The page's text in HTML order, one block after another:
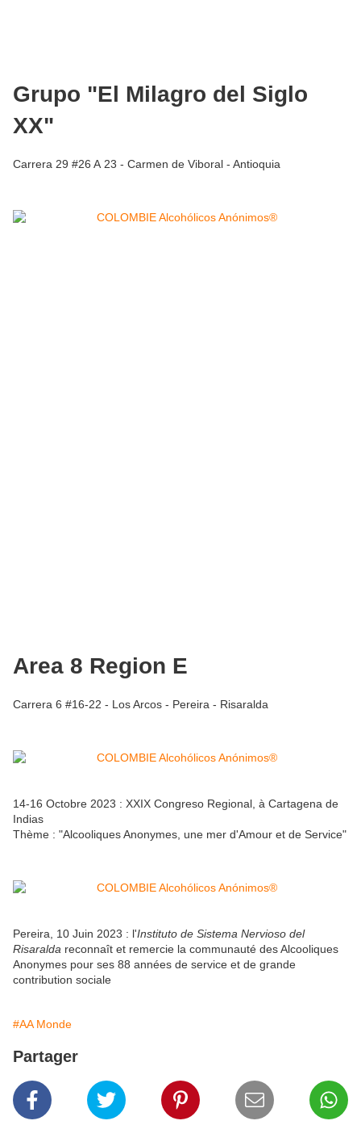
Grupo "El Milagro del Siglo
XX"
Carrera 29 #26 A 23 - Carmen de Viboral - Antioquia
Area 8 Region E
Carrera 6 #16-22 - Los Arcos - Pereira - Risaralda
14-16 Octobre 2023 : XXIX Congreso Regional, à Cartagena de
Indias
Thème : "Alcooliques Anonymes, une mer d'Amour et de Service"
Pereira, 10 Juin 2023 : l'Instituto de Sistema Nervioso del
Risaralda reconnaît et remercie la communauté des Alcooliques
Anonymes pour ses 88 années de service et de grande
contribution sociale
#AA Monde
Partager